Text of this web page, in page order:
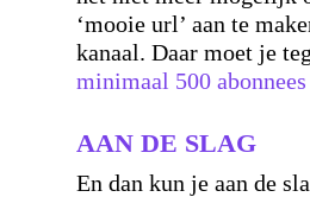
‘mooie url’ aan te
kanaal. Daar moet je
minimaal 500 abonnees
AAN DE SLAG
En dan kun je aan de